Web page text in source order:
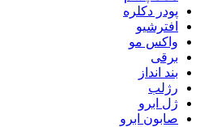
پودر دکلره
افترشیو
واکس مو
برقی
بند انداز
رژلب
ژل ابرو
صابون ابرو